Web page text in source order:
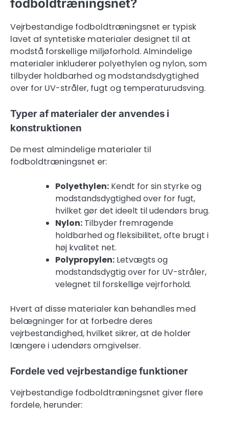
fodboldtræningsnet?
Vejrbestandige fodboldtræningsnet er typisk
lavet af syntetiske materialer designet til at
modstå forskellige miljøforhold. Almindelige
materialer inkluderer polyethylen og nylon, som
tilbyder holdbarhed og modstandsdygtighed
over for UV-stråler, fugt og temperaturudsving.
Typer af materialer der anvendes i
konstruktionen
De mest almindelige materialer til
fodboldtræningsnet er:
Polyethylen: Kendt for sin styrke og
modstandsdygtighed over for fugt,
hvilket gør det ideelt til udendørs brug.
Nylon: Tilbyder fremragende
holdbarhed og fleksibilitet, ofte brugt i
høj kvalitet net.
Polypropylen: Letvægts og
modstandsdygtig over for UV-stråler,
velegnet til forskellige vejrforhold.
Hvert af disse materialer kan behandles med
belægninger for at forbedre deres
vejrbestandighed, hvilket sikrer, at de holder
længere i udendørs omgivelser.
Fordele ved vejrbestandige funktioner
Vejrbestandige fodboldtræningsnet giver flere
fordele, herunder: